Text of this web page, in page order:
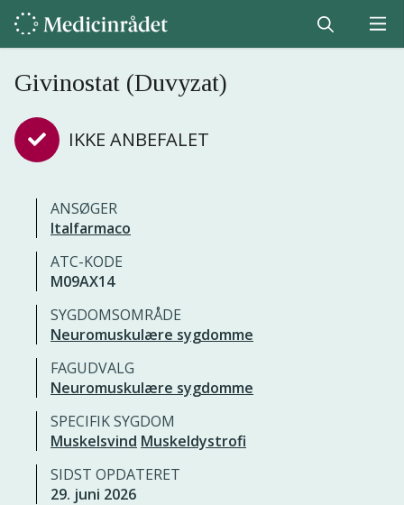
Givinostat (Duvyzat)
IKKE ANBEFALET
ANSØGER
Italfarmaco
ATC-KODE
M09AX14
SYGDOMSOMRÅDE
Neuromuskulære sygdomme
FAGUDVALG
Neuromuskulære sygdomme
SPECIFIK SYGDOM
Muskelsvind Muskeldystrofi
SIDST OPDATERET
29. juni 2026